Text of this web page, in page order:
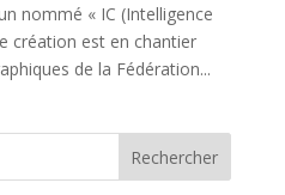
nommé « IC (Intelligence
création est en chantier
de la Fédération...
Rechercher